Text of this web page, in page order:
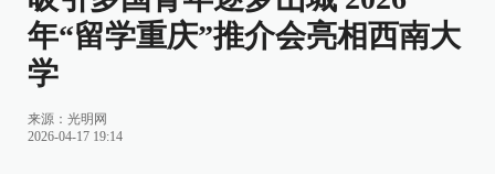
年“留学重庆”推介会亮相西南大
学
来源： 光明网
2026-04-17 19:14